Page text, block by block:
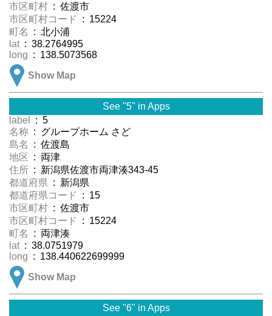
市区町村 : 佐渡市
市区町村コード
: 15224
町名
: 北小浦
lat : 38.2764995
long : 138.5073568
Show Map
See "5" in Apps
label
: 5
名称 : グループホーム さど
島名
: 佐渡島
地区 : 両津
住所 : 新潟県佐渡市両津湊343-45
都道府県 : 新潟県
都道府県コード
: 15
市区町村 : 佐渡市
市区町村コード
: 15224
町名
: 両津湊
lat : 38.0751979
long : 138.440622699999
Show Map
See "6" in Apps